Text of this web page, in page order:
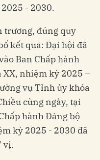
- 2030.
trương, đúng quy
kết quả: Đại hội đã
Ban Chấp hành
nhiệm kỳ 2025 –
vụ Tỉnh ủy khóa
cùng ngày, tại
hành Đảng bộ
kỳ 2025 - 2030 đã
vị.